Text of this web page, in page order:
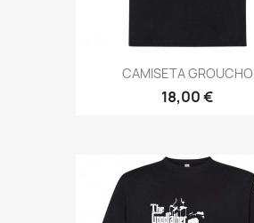
Vista rápida
CAMISETA GROUCHO
18,00 €